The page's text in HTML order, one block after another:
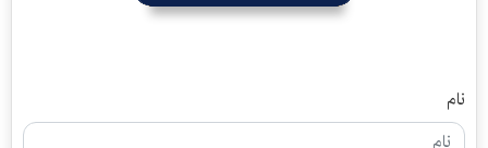
نام